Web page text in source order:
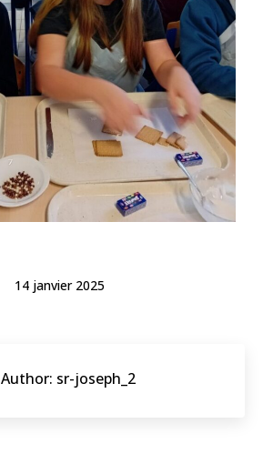
14 janvier 2025
Author: sr-joseph_2